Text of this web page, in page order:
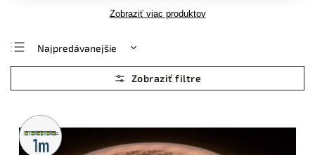
Zobraziť viac produktov
Najpredávanejšie
Najlacnejšie
Najdrahšie
Abecedne
Metrážny
predaj